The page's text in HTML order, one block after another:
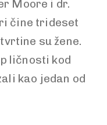
Moore i dr.
čine trideset
su žene.
ličnosti kod
kao jedan od